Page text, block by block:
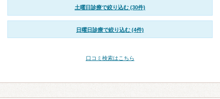
土曜日診療で絞り込む (30件)
日曜日診療で絞り込む (4件)
口コミ検索はこちら